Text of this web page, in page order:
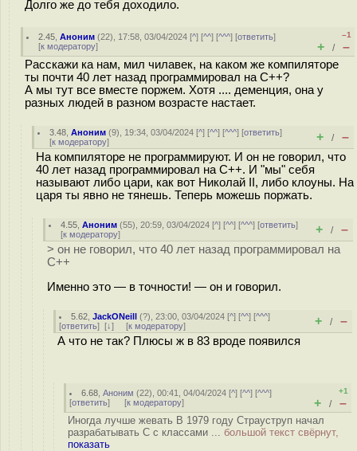
Долго же до тебя доходило.
2.45 ,Аноним (22), 17:58, 03/04/2024 [^] [^^] [^^^] [ответить]
[к модератору]
–1
+ / –
Расскажи ка нам, мил чилавек, на каком же компиляторе
ты почти 40 лет назад программировал на С++?
А мы тут все вместе поржем. Хотя .... деменция, она у
разных людей в разном возрасте настает.
3.48 ,Аноним (9), 19:34, 03/04/2024 [^] [^^] [^^^] [ответить]
[к модератору] + / –
На компиляторе не программируют. И он не говорил, что
40 лет назад программировал на С++. И "мы" себя
называют либо цари, как вот Николай II, либо клоуны. На
царя ты явно не тянешь. Теперь можешь поржать.
4.55 ,Аноним (55), 20:59, 03/04/2024 [^] [^^] [^^^] [ответить]
[к модератору] + / –
> он не говорил, что 40 лет назад программировал на
С++
Именно это — в точности! — он и говорил.
5.62 ,JackONeill (?), 23:00, 03/04/2024 [^] [^^] [^^^]
[ответить] [↓] [к модератору] + / –
А что не так? Плюсы ж в 83 вроде появился
6.68 ,Аноним (22), 00:41, 04/04/2024 [^] [^^] [^^^]
[ответить] [к модератору]
+1
+ / –
Иногда лучше жевать В 1979 году Страуструп начал
разрабатывать С с классами ... большой текст свёрнут,
показать